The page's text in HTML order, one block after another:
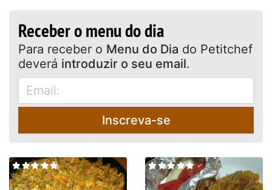
Receber o menu do dia
Para receber o Menu do Dia do Petitchef
deverá introduzir o seu email.
Inscreva-se